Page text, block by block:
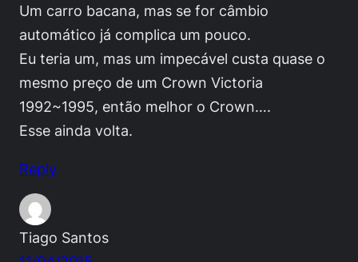
Um carro bacana, mas se for câmbio
automático já complica um pouco.
Eu teria um, mas um impecável custa quase o
mesmo preço de um Crown Victoria
1992~1995, então melhor o Crown….
Esse ainda volta.
Reply
Tiago Santos